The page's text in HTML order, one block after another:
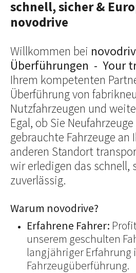
schnell, sicher &
novodrive
Willkommen bei
Überführungen - Your
Ihrem kompetenten
Überführung von
Nutzfahrzeugen und
Egal, ob Sie
gebrauchte Fahrzeuge an
anderen Standort
wir erledigen das schnell,
zuverlässig.
Warum novodrive?
Erfahrene Fahrer:
unserem geschulten
langjähriger Erfahrung
Fahrzeugüberführung.